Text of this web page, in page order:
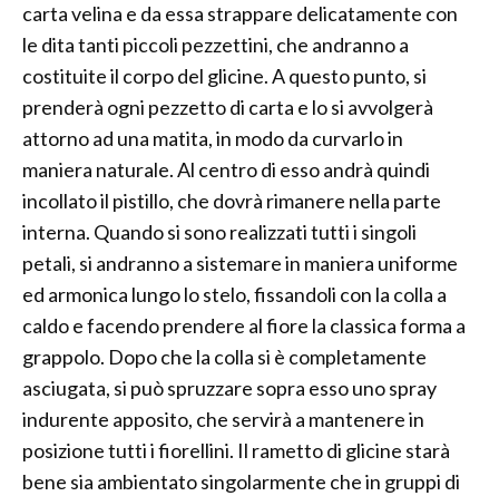
carta velina e da essa strappare delicatamente con
le dita tanti piccoli pezzettini, che andranno a
costituite il corpo del glicine. A questo punto, si
prenderà ogni pezzetto di carta e lo si avvolgerà
attorno ad una matita, in modo da curvarlo in
maniera naturale. Al centro di esso andrà quindi
incollato il pistillo, che dovrà rimanere nella parte
interna. Quando si sono realizzati tutti i singoli
petali, si andranno a sistemare in maniera uniforme
ed armonica lungo lo stelo, fissandoli con la colla a
caldo e facendo prendere al fiore la classica forma a
grappolo. Dopo che la colla si è completamente
asciugata, si può spruzzare sopra esso uno spray
indurente apposito, che servirà a mantenere in
posizione tutti i fiorellini. Il rametto di glicine starà
bene sia ambientato singolarmente che in gruppi di